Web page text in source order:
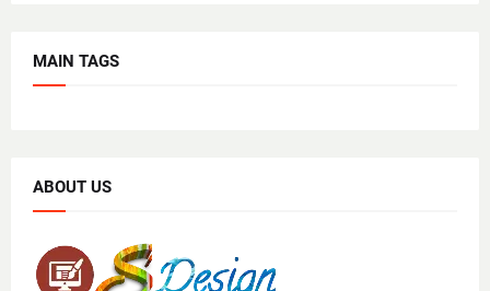
MAIN TAGS
ABOUT US